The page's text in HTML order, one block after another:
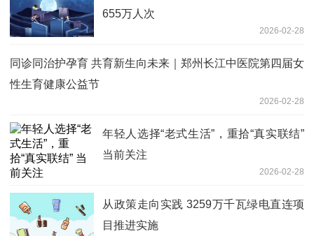
655万人次
2026-02-28
同诊同治护孕育 共育新生向未来｜郑州长江中医院第四届女
性生育健康公益节
2026-02-28
年轻人选择“老式生活”，重拾“真实联结”
当前关注
2026-02-28
从政策走向实践 3259万千瓦绿电直连项
目推进实施